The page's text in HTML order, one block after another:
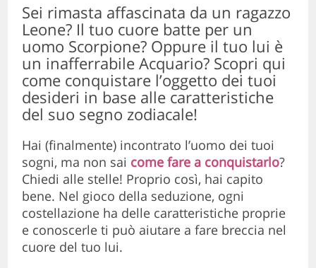
Sei rimasta affascinata da un ragazzo
Leone? Il tuo cuore batte per un
uomo Scorpione? Oppure il tuo lui è
un inafferrabile Acquario? Scopri qui
come conquistare l’oggetto dei tuoi
desideri in base alle caratteristiche
del suo segno zodiacale!
Hai (finalmente) incontrato l’uomo dei tuoi
sogni, ma non sai come fare a conquistarlo?
Chiedi alle stelle! Proprio così, hai capito
bene. Nel gioco della seduzione, ogni
costellazione ha delle caratteristiche proprie
e conoscerle ti può aiutare a fare breccia nel
cuore del tuo lui.